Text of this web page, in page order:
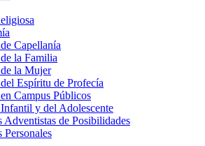
Capellanía
la Familia
la Mujer
Espíritu de Profecía
Campus Públicos
y del Adolescente
Adventistas de Posibilidades